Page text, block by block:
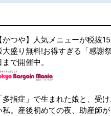
【かつや】人気メニューが税抜
大盛り無料!お得すぎる「感謝
まで開催中。
「多指症」で生まれた娘と、受
私。産後初めての夜、助産師